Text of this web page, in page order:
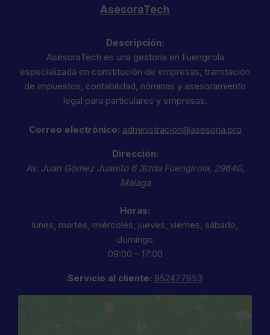
AsesoraTech
Descripción:
AsesoraTech es una gestoría en Fuengirola
especializada en constitución de empresas, tramitación
de impuestos, contabilidad, nóminas y asesoramiento
legal para particulares y empresas.
Correo electrónico: administracion@asesoria.pro
Dirección:
Av. Juan Gómez Juanito 6 3Izda Fuengirola, 29640,
Málaga
Horas:
lunes, martes, miércoles, jueves, viernes, sábado,
domingo
09:00 – 17:00
Servicio al cliente: 952477953